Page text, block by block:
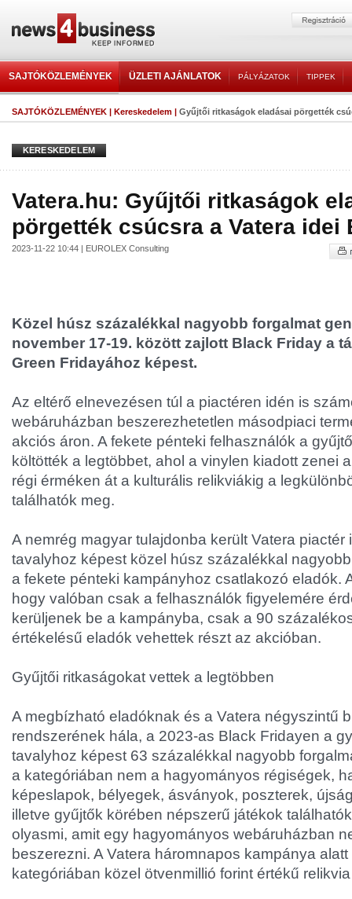
SAJTÓKÖZLEMÉNYEK ÜZLETI AJÁNLATOK PÁLYÁZATOK TIPPEK
SAJTÓKÖZLEMÉNYEK | Kereskedelem | Gyűjtői ritkaságok eladásai pörgették
KERESKEDELEM
Vatera.hu: Gyűjtői ritkaságok
pörgették csúcsra a Vatera idei
2023-11-22 10:44 | EUROLEX Consulting
Közel húsz százalékkal nagyobb forgalmat
november 17-19. között zajlott Black Friday a
Green Fridayához képest.
Az eltérő elnevezésen túl a piactéren idén is
webáruházban beszerezhetetlen másodpiaci
akciós áron. A fekete pénteki felhasználók a
költötték a legtöbbet, ahol a vinylen kiadott zenei
régi érméken át a kulturális relikviákig a
találhatók meg.
A nemrég magyar tulajdonba került Vatera piactér
tavalyhoz képest közel húsz százalékkal
a fekete pénteki kampányhoz csatlakozó eladók.
hogy valóban csak a felhasználók figyelemére
kerüljenek be a kampányba, csak a 90
értékelésű eladók vehettek részt az akcióban.
Gyűjtői ritkaságokat vettek a legtöbben
A megbízható eladóknak és a Vatera négyszintű
rendszerének hála, a 2023-as Black Fridayen a
tavalyhoz képest 63 százalékkal nagyobb
a kategóriában nem a hagyományos régiségek,
képeslapok, bélyegek, ásványok, poszterek,
illetve gyűjtők körében népszerű játékok
olyasmi, amit egy hagyományos webáruházban
beszerezni. A Vatera háromnapos kampánya
kategóriában közel ötvenmillió forint értékű